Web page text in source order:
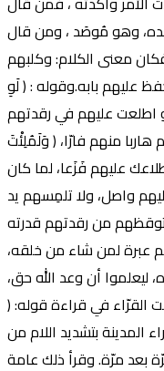
وهو مُوصَد ، ومن قال
معنى الكلام: وكلبهم
عليهم بابه.وقوله : ( لَوِ
اطلعت عليهم في رقدتهم
منهم فارّا، ( وَلَمُلِئْتَ
عليهم فَزَعا، لما كان
واصل، ولا تلمِسهم يد
من رقدتهم قدرته
عبرة لمن شاء من خلقه،
ليعلموا أن وعد الله حق،
القرّاء في قراءة قوله: (
المدينة بتشديد اللام من
بعد مرّة. وقرأ ذلك عامة